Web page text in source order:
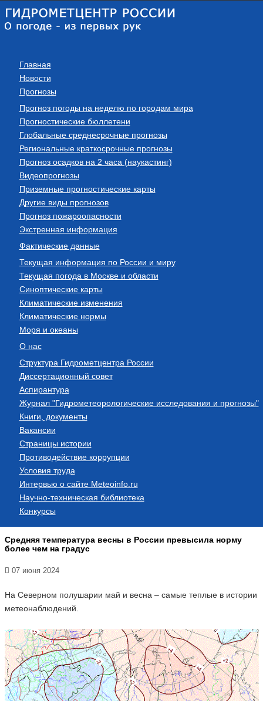
Главная
Новости
Прогнозы
Прогноз погоды на неделю по городам мира
Прогностические бюллетени
Глобальные среднесрочные прогнозы
Региональные краткосрочные прогнозы
Прогноз осадков на 2 часа (наукастинг)
Видеопрогнозы
Приземные прогностические карты
Другие виды прогнозов
Прогноз пожароопасности
Экстренная информация
Фактические данные
Текущая информация по России и миру
Текущая погода в Москве и области
Синоптические карты
Климатические изменения
Климатические нормы
Моря и океаны
О нас
Структура Гидрометцентра России
Диссертационный совет
Аспирантура
Журнал "Гидрометеорологические исследования и прогнозы"
Книги, документы
Вакансии
Страницы истории
Противодействие коррупции
Условия труда
Интервью о сайте Meteoinfo.ru
Научно-техническая библиотека
Конкурсы
Средняя температура весны в России превысила норму
более чем на градус
07 июня 2024
На Северном полушарии май и весна – самые теплые в истории
метеонаблюдений.